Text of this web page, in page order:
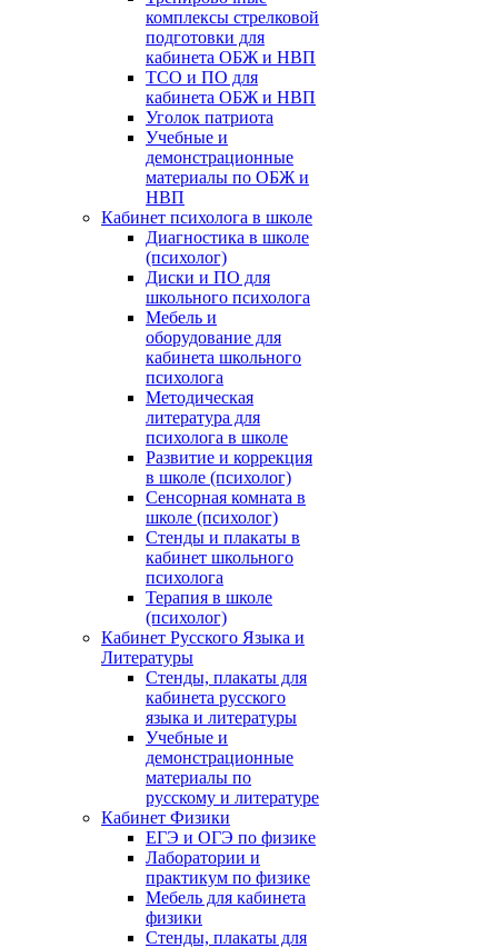
комплексы стрелковой
подготовки для
кабинета ОБЖ и НВП
ТСО и ПО для
кабинета ОБЖ и НВП
Уголок патриота
Учебные и
демонстрационные
материалы по ОБЖ и
НВП
Кабинет психолога в школе
Диагностика в школе
(психолог)
Диски и ПО для
школьного психолога
Мебель и
оборудование для
кабинета школьного
психолога
Методическая
литература для
психолога в школе
Развитие и коррекция
в школе (психолог)
Сенсорная комната в
школе (психолог)
Стенды и плакаты в
кабинет школьного
психолога
Терапия в школе
(психолог)
Кабинет Русского Языка и
Литературы
Стенды, плакаты для
кабинета русского
языка и литературы
Учебные и
демонстрационные
материалы по
русскому и литературе
Кабинет Физики
ЕГЭ и ОГЭ по физике
Лаборатории и
практикум по физике
Мебель для кабинета
физики
Стенды, плакаты для